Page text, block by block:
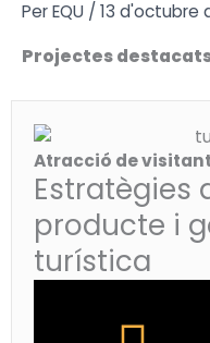
Vés
contingut
PerEQU / 13 d'octubre
Projectes
Atracció de
Estratègies
producte i
turística